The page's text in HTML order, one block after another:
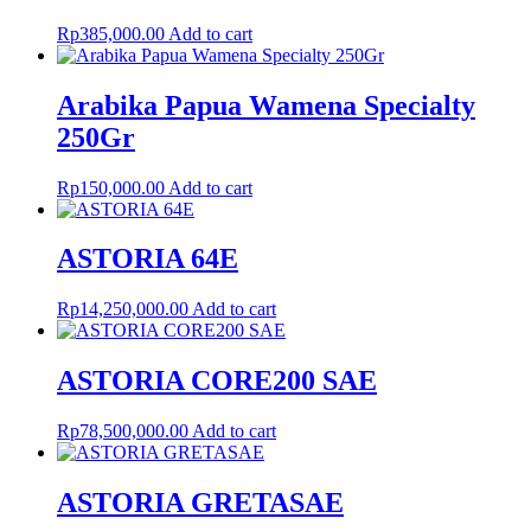
Rp385,000.00 Add to cart
Arabika Papua Wamena Specialty
250Gr
Rp150,000.00 Add to cart
ASTORIA 64E
Rp14,250,000.00 Add to cart
ASTORIA CORE200 SAE
Rp78,500,000.00 Add to cart
ASTORIA GRETASAE